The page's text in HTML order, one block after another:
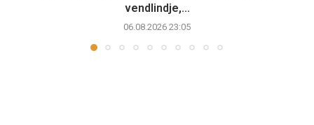
vendlindje,...
06.08.2026 23:05